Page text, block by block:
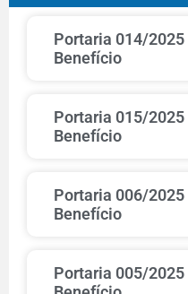
Portaria 014/
Benefício
Portaria 015/
Benefício
Portaria 006/
Benefício
Portaria 005/